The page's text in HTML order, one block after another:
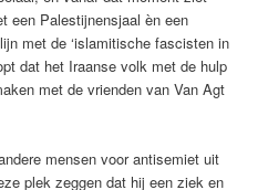
een Palestijnensjaal èn een
met de ‘islamitische fascisten in
dat het Iraanse volk met de hulp
met de vrienden van Van Agt
mensen voor antisemiet uit
plek zeggen dat hij een ziek en